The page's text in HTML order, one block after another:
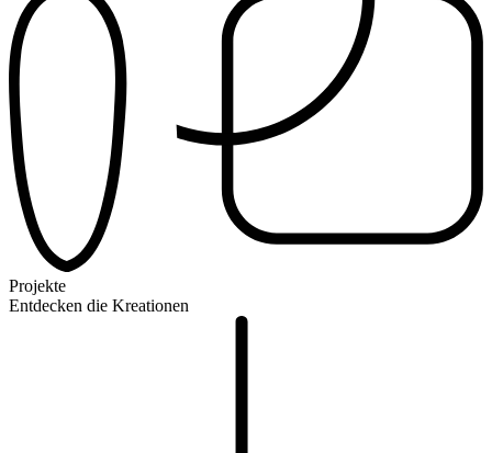
Projekte
Entdecken die Kreationen